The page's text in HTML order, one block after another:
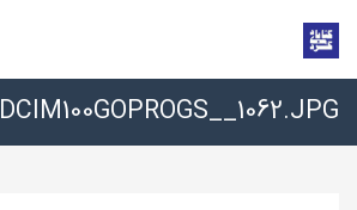
DCIM100GOPROGS__1062.JPG